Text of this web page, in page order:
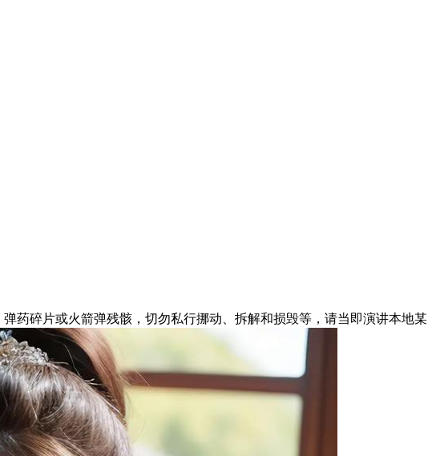
碎片或火箭弹残骸，切勿私行挪动、拆解和损毁等，请当即演讲本地某